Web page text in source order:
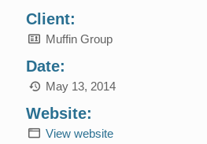
Client:
Muffin Group
Date:
May 13, 2014
Website:
View website